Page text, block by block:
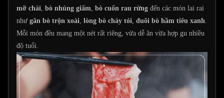
mỡ chài, bò nhúng giấm, bò cuốn rau rừng đến các món lai rai
như gân bò trộn xoài, lòng bò cháy tỏi, đuôi bò hầm tiêu xanh.
Mỗi món đều mang một nét rất riêng, vừa dễ ăn vừa hợp gu nhiều
độ tuổi.